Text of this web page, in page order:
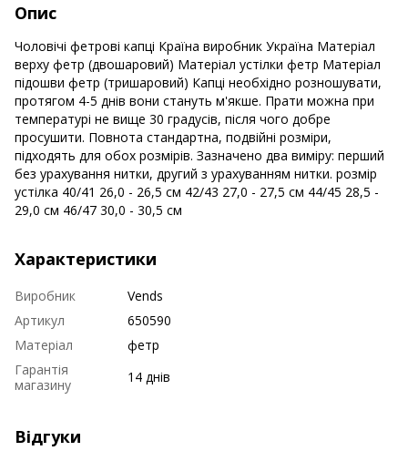
Опис
Чоловічі фетрові капці Країна виробник Україна Матеріал
верху фетр (двошаровий) Матеріал устілки фетр Матеріал
підошви фетр (тришаровий) Капці необхідно розношувати,
протягом 4-5 днів вони стануть м'якше. Прати можна при
температурі не вище 30 градусів, після чого добре
просушити. Повнота стандартна, подвійні розміри,
підходять для обох розмірів. Зазначено два виміру: перший
без урахування нитки, другий з урахуванням нитки. розмір
устілка 40/41 26,0 - 26,5 см 42/43 27,0 - 27,5 см 44/45 28,5 -
29,0 см 46/47 30,0 - 30,5 см
Характеристики
Виробник
Vends
Артикул
650590
Матеріал
фетр
Гарантія
магазину
14 днів
Відгуки